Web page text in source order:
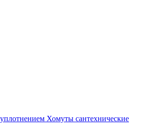
Хомуты сантехнические